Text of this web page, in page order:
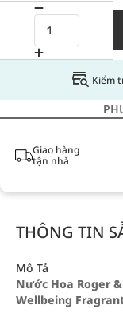
Kiểm
Giao hàng
tận nhà
THÔNG TIN
Mô Tả
Nước Hoa Roger
Wellbeing